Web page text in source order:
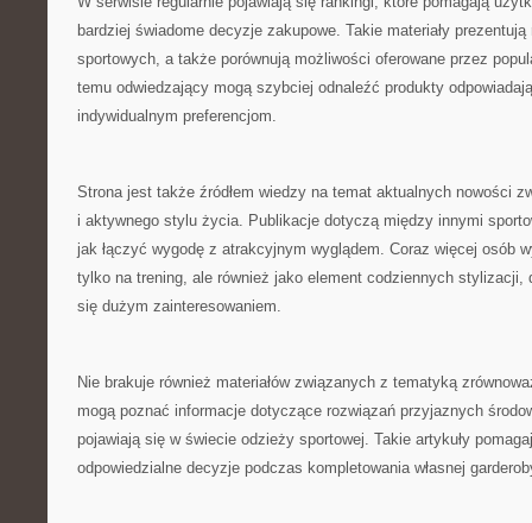
bardziej świadome decyzje zakupowe. Takie materiały
sportowych, a także porównują możliwości oferowane przez
temu odwiedzający mogą szybciej odnaleźć produkty
indywidualnym preferencjom.
Strona jest także źródłem wiedzy na temat aktualnych nowości
i aktywnego stylu życia. Publikacje dotyczą między innymi
jak łączyć wygodę z atrakcyjnym wyglądem. Coraz więcej osób
tylko na trening, ale również jako element codziennych stylizacji,
się dużym zainteresowaniem.
Nie brakuje również materiałów związanych z tematyką
mogą poznać informacje dotyczące rozwiązań przyjaznych
pojawiają się w świecie odzieży sportowej. Takie artykuły
odpowiedzialne decyzje podczas kompletowania własnej